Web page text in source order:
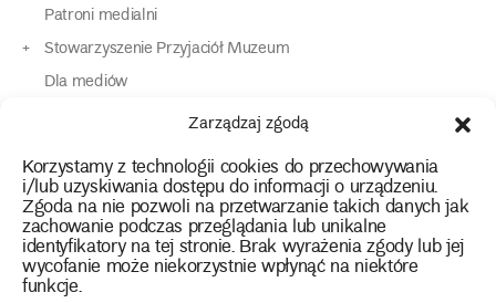
Zarządzaj zgodą
Korzystamy z technologii cookies do przechowywania
i/lub uzyskiwania dostępu do informacji o urządzeniu.
Zgoda na nie pozwoli na przetwarzanie takich danych jak
zachowanie podczas przeglądania lub unikalne
identyfikatory na tej stronie. Brak wyrażenia zgody lub jej
wycofanie może niekorzystnie wpłynąć na niektóre
funkcje.
Patroni medialni
Stowarzyszenie Przyjaciół Muzeum
Dla mediów
Dla osób o specjalnych potrzebach
Kontakt
instagram
twitterfacebookyoutube
tiktok